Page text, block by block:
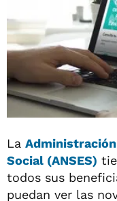
La
Social (ANSES)
todos sus
puedan ver las